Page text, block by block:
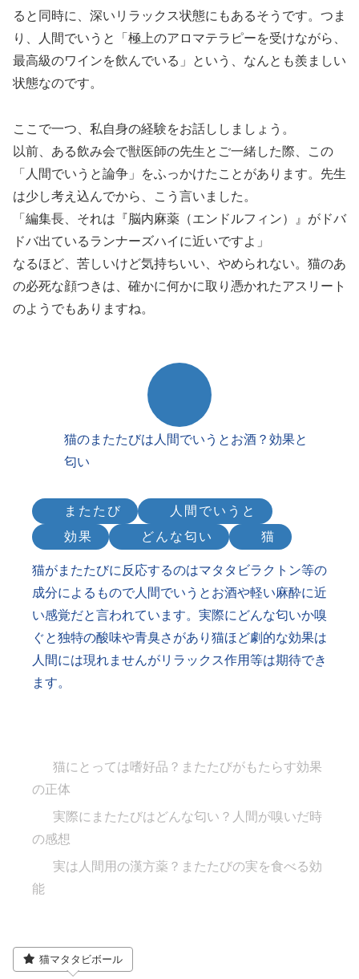
ると同時に、深いリラックス状態にもあるそうです。つま
り、人間でいうと「極上のアロマテラピーを受けながら、
最高級のワインを飲んでいる」という、なんとも羨ましい
状態なのです。
ここで一つ、私自身の経験をお話ししましょう。
以前、ある飲み会で獣医師の先生とご一緒した際、この
「人間でいうと論争」をふっかけたことがあります。先生
は少し考え込んでから、こう言いました。
「編集長、それは『脳内麻薬（エンドルフィン）』がドバ
ドバ出ているランナーズハイに近いですよ」
なるほど、苦しいけど気持ちいい、やめられない。猫のあ
の必死な顔つきは、確かに何かに取り憑かれたアスリート
のようでもありますね。
猫のまたたびは人間でいうとお酒？効果と
匂い
またたび
人間でいうと
効果
どんな匂い 猫
猫がまたたびに反応するのはマタタビラクトン等の
成分によるもので人間でいうとお酒や軽い麻酔に近
い感覚だと言われています。実際にどんな匂いか嗅
ぐと独特の酸味や青臭さがあり猫ほど劇的な効果は
人間には現れませんがリラックス作用等は期待でき
ます。
猫にとっては嗜好品？またたびがもたらす効果
の正体
実際にまたたびはどんな匂い？人間が嗅いだ時
の感想
実は人間用の漢方薬？またたびの実を食べる効
能
猫マタタビボール